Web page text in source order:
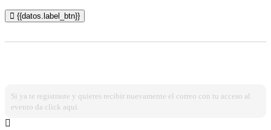
{{datos.label_btn}}
Si ya te registraste y quieres recibir nuevamente el correo con tu acceso al
evento da click aqui.